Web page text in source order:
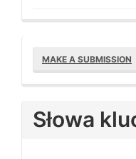
Make
a
MAKE A SUBMISSION
Słowa